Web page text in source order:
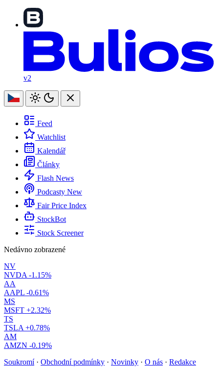
v2
Feed
Watchlist
Kalendář
Články
Flash News
Podcasty New
Fair Price Index
StockBot
Stock Screener
Nedávno zobrazené
NV
NVDA -1.15%
AA
AAPL -0.61%
MS
MSFT +2.32%
TS
TSLA +0.78%
AM
AMZN -0.19%
Soukromí · Obchodní podmínky · Novinky · O nás · Redakce